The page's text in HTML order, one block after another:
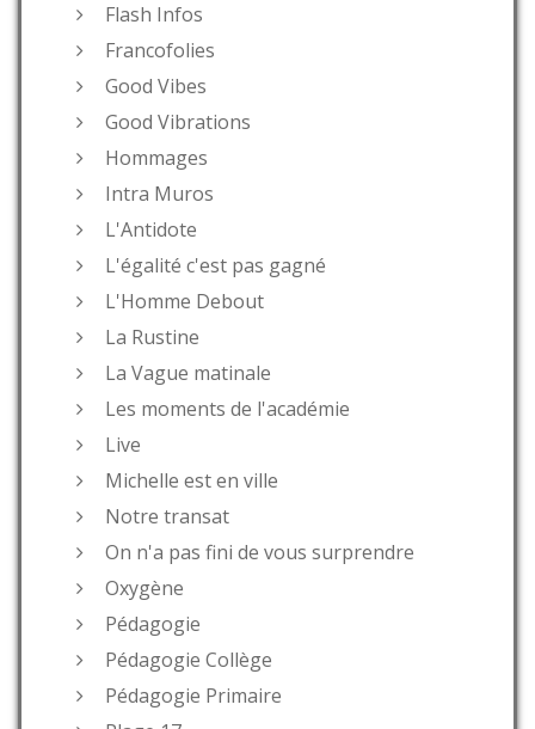
Flash Infos
Francofolies
Good Vibes
Good Vibrations
Hommages
Intra Muros
L'Antidote
L'égalité c'est pas gagné
L'Homme Debout
La Rustine
La Vague matinale
Les moments de l'académie
Live
Michelle est en ville
Notre transat
On n'a pas fini de vous surprendre
Oxygène
Pédagogie
Pédagogie Collège
Pédagogie Primaire